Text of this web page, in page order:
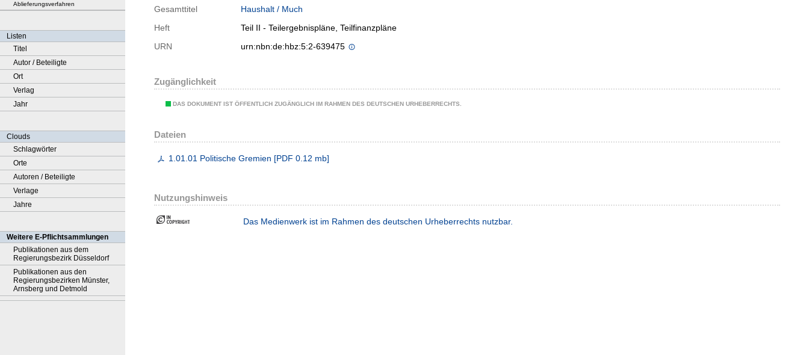
Ablieferungsverfahren
Listen
Titel
Autor / Beteiligte
Ort
Verlag
Jahr
Clouds
Schlagwörter
Orte
Autoren / Beteiligte
Verlage
Jahre
Weitere E-Pflichtsammlungen
Publikationen aus dem
Regierungsbezirk Düsseldorf
Publikationen aus den
Regierungsbezirken Münster,
Arnsberg und Detmold
Gesamttitel
Haushalt / Much
Heft
Teil II - Teilergebnispläne, Teilfinanzpläne
URN
urn:nbn:de:hbz:5:2-639475
Zugänglichkeit
DAS DOKUMENT IST ÖFFENTLICH ZUGÄNGLICH IM RAHMEN DES DEUTSCHEN URHEBERRECHTS.
Dateien
1.01.01 Politische Gremien [PDF 0.12 mb]
Nutzungshinweis
Das Medienwerk ist im Rahmen des deutschen Urheberrechts nutzbar.